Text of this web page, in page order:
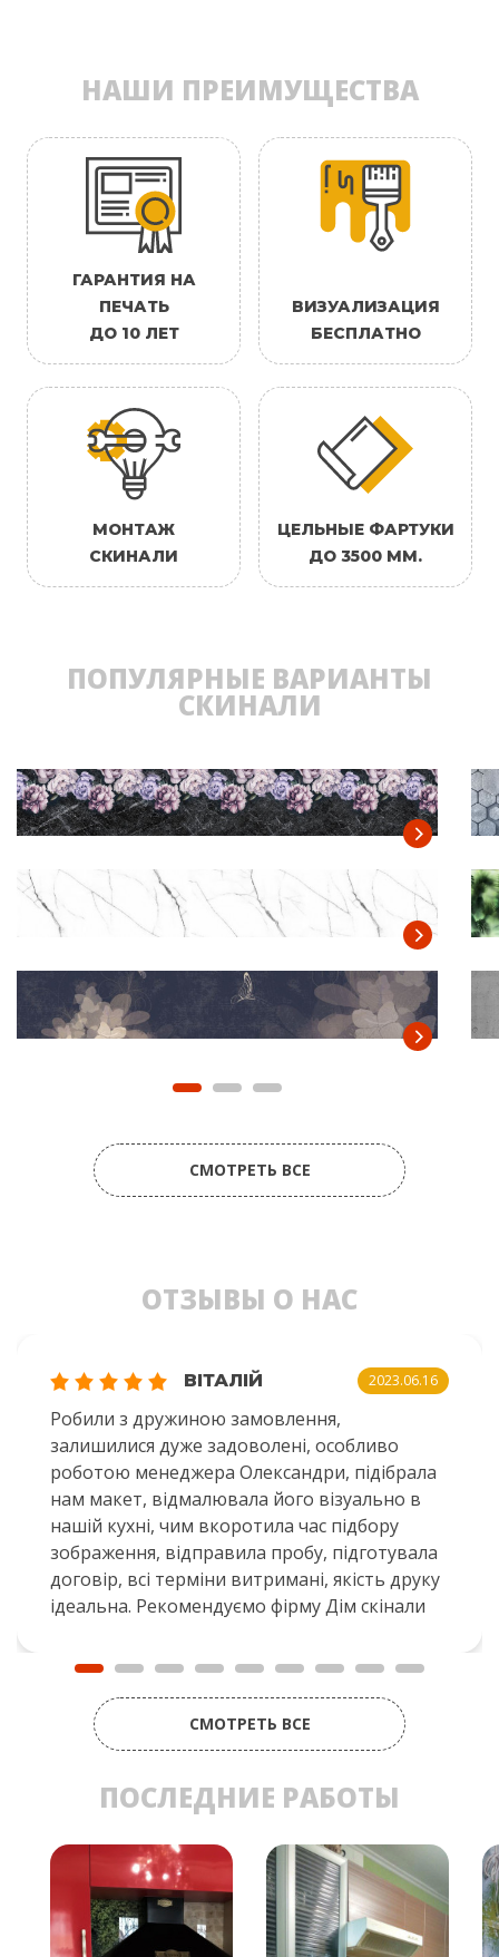
НАШИ ПРЕИМУЩЕСТВА
ГАРАНТИЯ НА
ПЕЧАТЬ
ДО 10 ЛЕТ
ВИЗУАЛИЗАЦИЯ
БЕСПЛАТНО
МОНТАЖ
СКИНАЛИ
ЦЕЛЬНЫЕ ФАРТУКИ
ДО 3500 ММ.
ПОПУЛЯРНЫЕ ВАРИАНТЫ
СКИНАЛИ
СМОТРЕТЬ ВСЕ
ОТЗЫВЫ О НАС
ВІТАЛІЙ 2023.06.16
Робили з дружиною замовлення,
залишилися дуже задоволені, особливо
роботою менеджера Олександри, підібрала
нам макет, відмалювала його візуально в
нашій кухні, чим вкоротила час підбору
зображення, відправила пробу, підготувала
договір, всі терміни витримані, якість друку
ідеальна. Рекомендуємо фірму Дім скінали
СМОТРЕТЬ ВСЕ
ПОСЛЕДНИЕ РАБОТЫ